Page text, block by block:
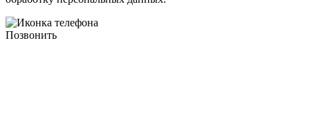
Позвонить